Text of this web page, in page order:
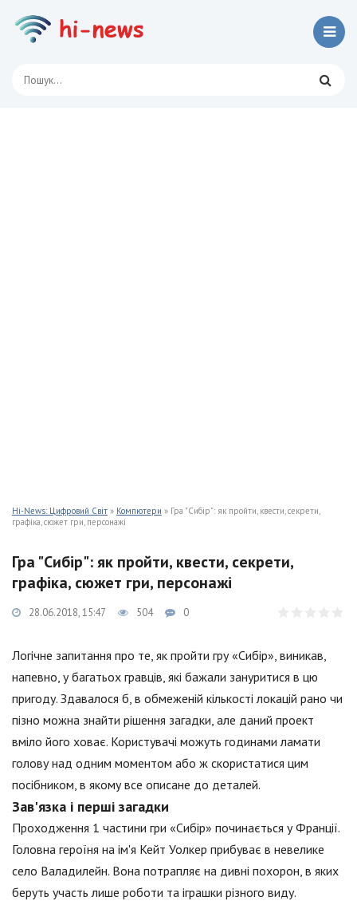
Hi-News: Цифровий Світ » Компютери » Гра "Сибір": як пройти, квести, секрети,
графіка, сюжет гри, персонажі
Гра "Сибір": як пройти, квести, секрети,
графіка, сюжет гри, персонажі
28.06.2018, 15:47 504 0
Логічне запитання про те, як пройти гру «Сибір», виникав,
напевно, у багатьох гравців, які бажали зануритися в цю
пригоду. Здавалося б, в обмеженій кількості локацій рано чи
пізно можна знайти рішення загадки, але даний проект
вміло його ховає. Користувачі можуть годинами ламати
голову над одним моментом або ж скористатися цим
посібником, в якому все описане до деталей.
Зав'язка і перші загадки
Проходження 1 частини гри «Сибір» починається у Франції.
Головна героїня на ім'я Кейт Уолкер прибуває в невелике
село Валадилейн. Вона потрапляє на дивні похорон, в яких
беруть участь лише роботи та іграшки різного виду.